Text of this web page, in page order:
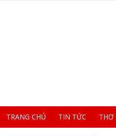
TRANG CHỦ TIN TỨC THƠ